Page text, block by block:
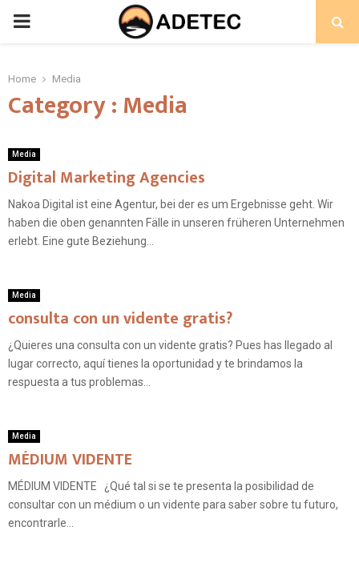
PRIMARY
Home Media
Category : Media
Media
Digital Marketing Agencies
Nakoa Digital ist eine Agentur, bei der es um Ergebnisse geht. Wir
haben die oben genannten Fälle in unseren früheren Unternehmen
erlebt. Eine gute Beziehung...
Media
consulta con un vidente gratis?
¿Quieres una consulta con un vidente gratis? Pues has llegado al
lugar correcto, aquí tienes la oportunidad y te brindamos la
respuesta a tus problemas...
Media
MÉDIUM VIDENTE
MÉDIUM VIDENTE ¿Qué tal si se te presenta la posibilidad de
consultar con un médium o un vidente para saber sobre tu futuro,
encontrarle...